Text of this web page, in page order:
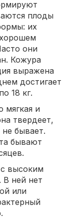
плоды
их
они
Кожура
выражена
достигает
18 кг.
мягкая и
твердеет,
бывает.
бывают
высоким
В ней нет
или